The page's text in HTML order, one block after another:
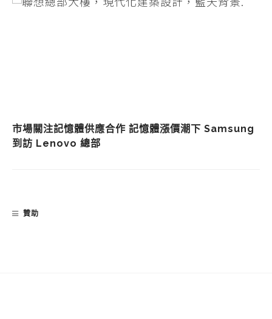
市場關注記憶體供應合作 記憶體漲價潮下 Samsung
到訪 Lenovo 總部
贊助